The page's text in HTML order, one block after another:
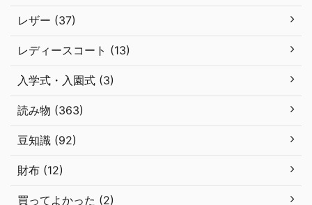
レザー (37)
レディースコート (13)
入学式・入園式 (3)
読み物 (363)
豆知識 (92)
財布 (12)
買ってよかった (2)